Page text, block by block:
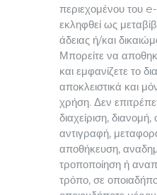
περιεχομένου του
εκληφθεί ως
άδειας ή/και
Μπορείτε να
και εμφανίζετε το
αποκλειστικά και
χρήση. Δεν
διαχείριση, διανομή,
αντιγραφή,
αποθήκευση,
τροποποίηση ή
τρόπο, σε